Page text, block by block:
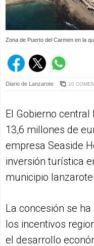
Zona de Puerto del Carmen en la
Diario de Lanzarote 10
El Gobierno
13,6 millones de
empresa Seaside
inversión turística
municipio
La concesión se
los incentivos
el desarrollo